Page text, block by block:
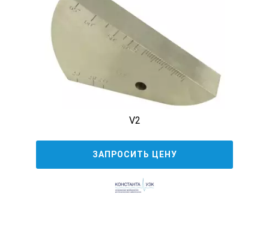
V2
ЗАПРОСИТЬ ЦЕНУ